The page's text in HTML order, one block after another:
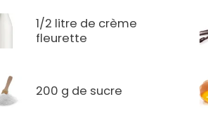
1/2 litre de crème
fleurette
200 g de sucre